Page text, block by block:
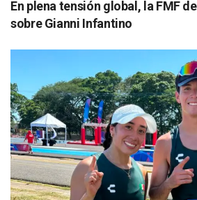
En plena tensión global, la FMF
sobre Gianni Infantino